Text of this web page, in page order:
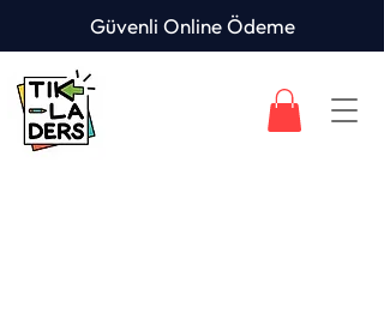
Güvenli Online Ödeme